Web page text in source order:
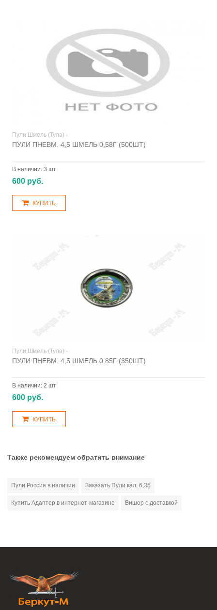
Пули Шмель (Тула) -
ПУЛИ ПНЕВМ. 4,5 ШМЕЛЬ 0,58Г (500ШТ)
В наличии: 3 шт
600 руб.
КУПИТЬ
Пули Шмель (Тула) -
ПУЛИ ПНЕВМ. 4,5 ШМЕЛЬ 0,85Г (350ШТ)
В наличии: 2 шт
600 руб.
КУПИТЬ
Также рекомендуем обратить внимание
Пули Россия в наличии Заказать Пули кал. 6,35
Купить Адаптер в интернет-магазине Вишер с доставкой